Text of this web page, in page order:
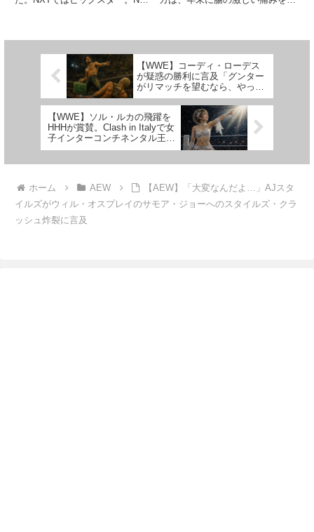
否両論のリングギアチェンジな...
た」
症などの重篤な合併症に苦し
み、...
【WWE】コーディ・ローデス
が疑惑の勝利に言及「グンター
がリマッチを望むなら、やって
やる」
【WWE】ソル・ルカの飛躍を
HHHが賞賛。Clash in Italyで女
子インターコンチネンタル王座
獲得
ホーム AEW
【AEW】「大変なんだよ…」AJスタ
イルズがウィル・オスプレイのサモア・ジョーへのスタイルズ・クラ
ッシュ炸裂に言及